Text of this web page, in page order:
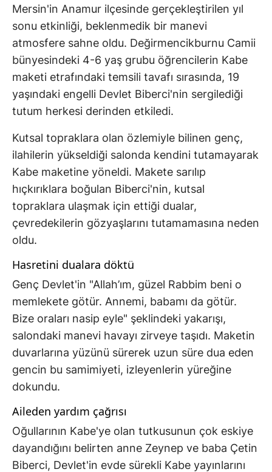
Mersin'in Anamur ilçesinde gerçekleştirilen yıl
sonu etkinliği, beklenmedik bir manevi
atmosfere sahne oldu. Değirmencikburnu Camii
bünyesindeki 4-6 yaş grubu öğrencilerin Kabe
maketi etrafındaki temsili tavafı sırasında, 19
yaşındaki engelli Devlet Biberci'nin sergilediği
tutum herkesi derinden etkiledi.
Kutsal topraklara olan özlemiyle bilinen genç,
ilahilerin yükseldiği salonda kendini tutamayarak
Kabe maketine yöneldi. Makete sarılıp
hıçkırıklara boğulan Biberci'nin, kutsal
topraklara ulaşmak için ettiği dualar,
çevredekilerin gözyaşlarını tutamamasına neden
oldu.
Hasretini dualara döktü
Genç Devlet'in "Allah’ım, güzel Rabbim beni o
memlekete götür. Annemi, babamı da götür.
Bize oraları nasip eyle" şeklindeki yakarışı,
salondaki manevi havayı zirveye taşıdı. Maketin
duvarlarına yüzünü sürerek uzun süre dua eden
gencin bu samimiyeti, izleyenlerin yüreğine
dokundu.
Aileden yardım çağrısı
Oğullarının Kabe'ye olan tutkusunun çok eskiye
dayandığını belirten anne Zeynep ve baba Çetin
Biberci, Devlet'in evde sürekli Kabe yayınlarını